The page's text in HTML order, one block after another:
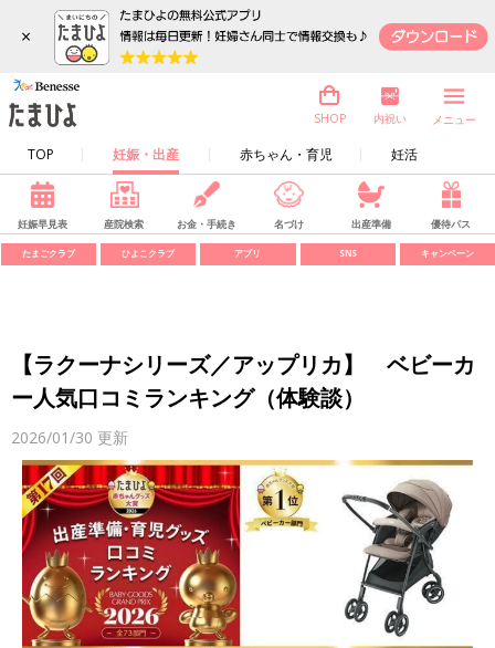
×
TOP 妊娠・出産 赤ちゃん・育児 妊活
SHOP 内祝い メニュー
妊娠早見表 産院検索 お金・手続き 名づけ 出産準備 優待パス
たまごクラブ ひよこクラブ アプリ SNS キャンペーン
【ラクーナシリーズ／アップリカ】 ベビーカ
ー人気口コミランキング（体験談）
2026/01/30 更新